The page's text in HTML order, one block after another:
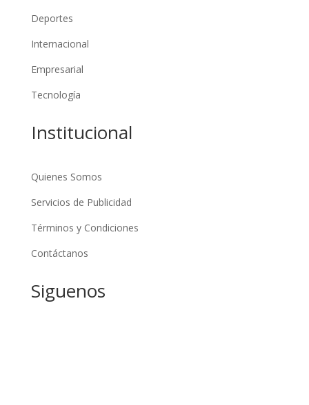
Deportes
Internacional
Empresarial
Tecnología
Institucional
Quienes Somos
Servicios de Publicidad
Términos y Condiciones
Contáctanos
Siguenos